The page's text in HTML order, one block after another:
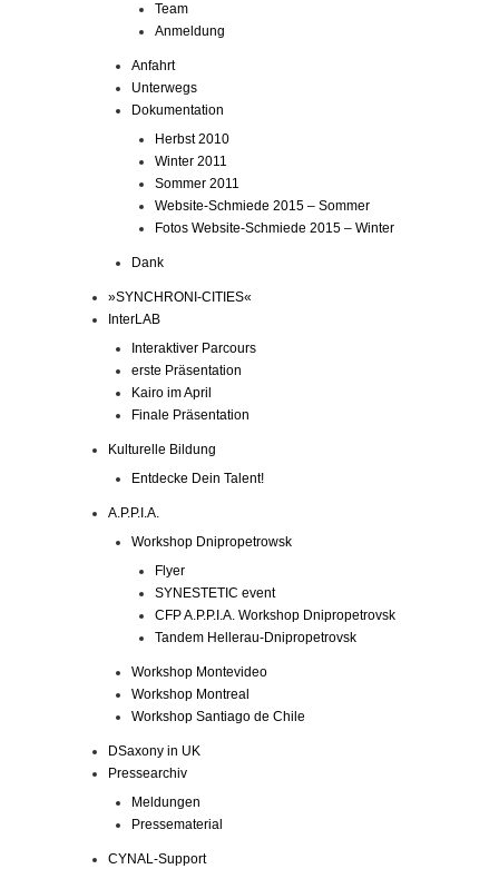
Team
Anmeldung
Anfahrt
Unterwegs
Dokumentation
Herbst 2010
Winter 2011
Sommer 2011
Website-Schmiede 2015 – Sommer
Fotos Website-Schmiede 2015 – Winter
Dank
»SYNCHRONI-CITIES«
InterLAB
Interaktiver Parcours
erste Präsentation
Kairo im April
Finale Präsentation
Kulturelle Bildung
Entdecke Dein Talent!
A.P.P.I.A.
Workshop Dnipropetrowsk
Flyer
SYNESTETIC event
CFP A.P.P.I.A. Workshop Dnipropetrovsk
Tandem Hellerau-Dnipropetrovsk
Workshop Montevideo
Workshop Montreal
Workshop Santiago de Chile
DSaxony in UK
Pressearchiv
Meldungen
Pressematerial
CYNAL-Support